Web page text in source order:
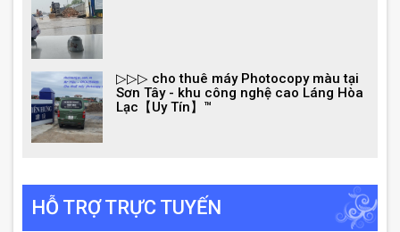
▷▷▷ cho thuê máy Photocopy màu tại
Sơn Tây - khu công nghệ cao Láng Hòa
Lạc【Uy Tín】™
HỖ TRỢ TRỰC TUYẾN